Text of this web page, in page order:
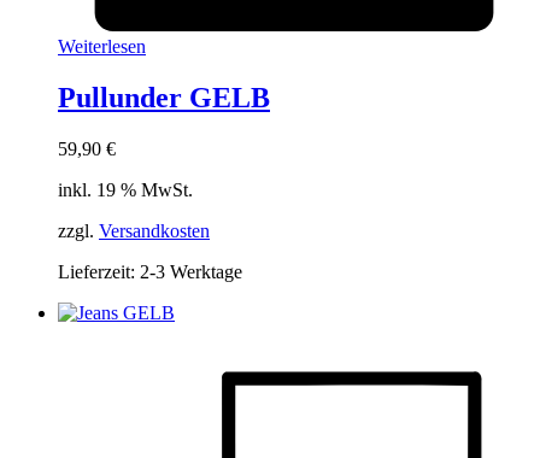
Weiterlesen
Pullunder GELB
59,90 €
inkl. 19 % MwSt.
zzgl. Versandkosten
Lieferzeit: 2-3 Werktage